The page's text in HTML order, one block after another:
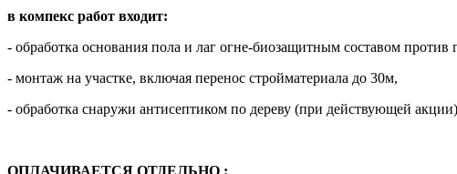
в компекс работ входит:
- обработка основания пола и лаг огне-биозащитным составом против
- монтаж на участке, включая перенос стройматериала до 30м,
- обработка снаружи антисептиком по дереву (при действующей
ОПЛАЧИВАЕТСЯ ОТДЕЛЬНО :